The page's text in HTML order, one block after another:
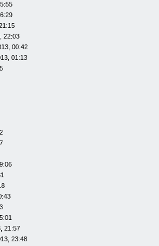
22:03
00:42
01:13
21:57
23:48